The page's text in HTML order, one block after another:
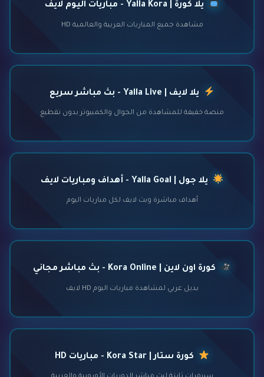
يلا كورة | Yalla Kora - مباريات اليوم لايف
مشاهدة جميع المباريات العربية والعالمية HD
يلا لايف | Yalla Live - بث مباشر سريع
منصة خفيفة للمشاهدة من الجوال والكمبيوتر بدون تقطيع
يلا جول | Yalla Goal - أهداف ومباريات لايف
أهداف مباشرة وبث لايف لكل مباريات اليوم
كورة اون لاين | Kora Online - بث مباشر مجاني
بديل عربي لمشاهدة مباريات اليوم HD لايف
كورة ستار | Kora Star - مباريات HD